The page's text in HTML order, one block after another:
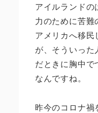
アイルランド
力のために苦難
アメリカへ移
が、そういった
だときに胸中
なんですね。
昨今のコロナ禍